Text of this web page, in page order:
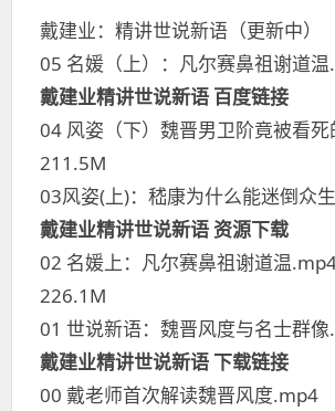
戴建业：精讲世说新语（更新中）
05 名媛（上）：凡尔赛鼻祖谢道
戴建业精讲世说新语 百度链接
04 风姿（下）魏晋男卫阶竟被看
211.5M
03风姿(上)：嵇康为什么能迷倒众
戴建业精讲世说新语 资源下载
02 名媛上：凡尔赛鼻祖谢道温
226.1M
01 世说新语：魏晋风度与名士群
戴建业精讲世说新语 下载链接
00 戴老师首次解读魏晋风度.mp4